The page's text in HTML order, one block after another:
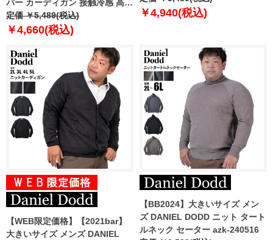
パー カーディガン 接触冷感 高ス
トレッチ 春夏新作 tkzz25-3
【fre】
定価 ￥5,489(税込)
￥4,660(税込)
￥4,940(税込)
【WEB限定価格】【2021bar】
大きいサイズ メンズ DANIEL
【BB2024】大きいサイズ メン
ズ DANIEL DODD ニット タート
ルネック セーター azk-240516